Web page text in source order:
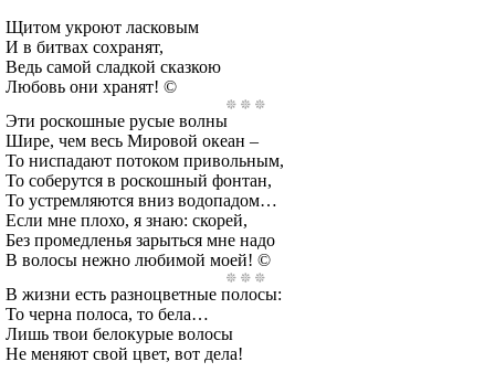
Щитом укроют ласковым
И в битвах сохранят,
Ведь самой сладкой сказкою
Любовь они хранят! ©
Эти роскошные русые волны
Шире, чем весь Мировой океан –
То ниспадают потоком привольным,
То соберутся в роскошный фонтан,
То устремляются вниз водопадом…
Если мне плохо, я знаю: скорей,
Без промедленья зарыться мне надо
В волосы нежно любимой моей! ©
В жизни есть разноцветные полосы:
То черна полоса, то бела…
Лишь твои белокурые волосы
Не меняют свой цвет, вот дела!